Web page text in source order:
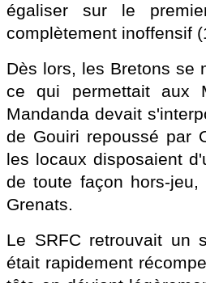
égaliser sur le
complètement inoffensif
Dès lors, les Bretons se
ce qui permettait aux
Mandanda devait
de Gouiri repoussé par
les locaux disposaient
de toute façon hors-
Grenats.
Le SRFC retrouvait un
était rapidement